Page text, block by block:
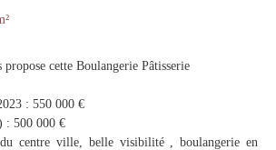
cette Boulangerie Pâtisserie
: 550 000 €
: 500 000 €
centre ville, belle visibilité , boulangerie en